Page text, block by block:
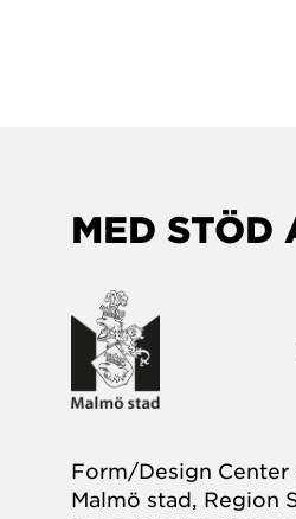
MED STÖD
Form/Design
Malmö stad, Region